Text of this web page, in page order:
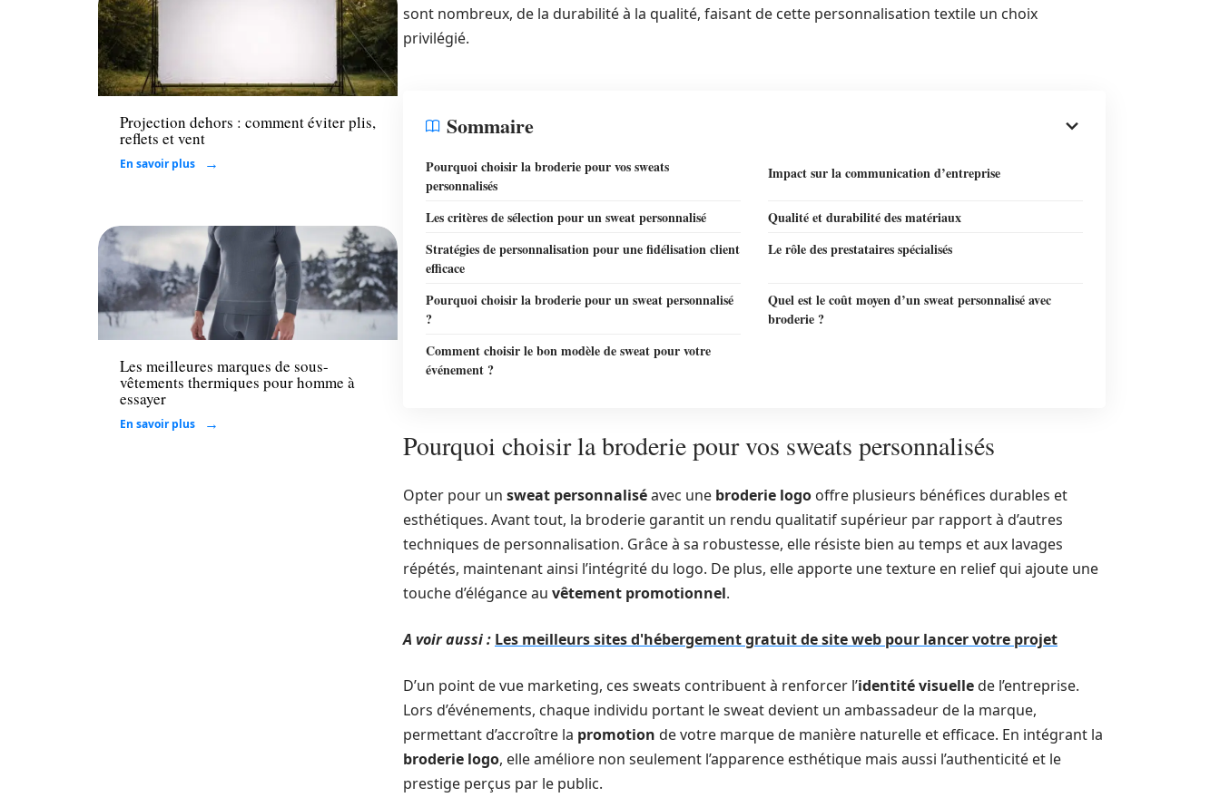
Maison
Projection dehors : comment éviter plis,
reflets et vent
En savoir plus
Les meilleures marques de sous-
vêtements thermiques pour homme à
essayer
En savoir plus
sont nombreux, de la durabilité à la qualité, faisant de cette personnalisation textile un choix
privilégié.
Sommaire
Pourquoi choisir la broderie pour vos sweats
personnalisés
Impact sur la communication d’entreprise
Les critères de sélection pour un sweat personnalisé
Qualité et durabilité des matériaux
Stratégies de personnalisation pour une fidélisation client
efficace
Le rôle des prestataires spécialisés
Pourquoi choisir la broderie pour un sweat personnalisé
?
Quel est le coût moyen d’un sweat personnalisé avec
broderie ?
Comment choisir le bon modèle de sweat pour votre
événement ?
Pourquoi choisir la broderie pour vos sweats personnalisés
Opter pour un sweat personnaliséavec une broderie logo offre plusieurs bénéfices durables et
esthétiques. Avant tout, la broderie garantit un rendu qualitatif supérieur par rapport à d’autres
techniques de personnalisation. Grâce à sa robustesse, elle résiste bien au temps et aux lavages
répétés, maintenant ainsi l’intégrité du logo. De plus, elle apporte une texture en relief qui ajoute une
touche d’élégance au vêtement promotionnel.
A voir aussi : Les meilleurs sites d'hébergement gratuit de site web pour lancer votre projet
D’un point de vue marketing, ces sweats contribuent à renforcer l’identité visuellede l’entreprise.
Lors d’événements, chaque individu portant le sweat devient un ambassadeur de la marque,
permettant d’accroître la promotion de votre marque de manière naturelle et efficace. En intégrant la
broderie logo, elle améliore non seulement l’apparence esthétique mais aussi l’authenticité et le
prestige perçus par le public.